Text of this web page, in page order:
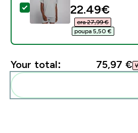
Select this product - T-shirt
discounted
22.49€‎
era 27,99 €‎
poupa 5,50 €‎
Your total: 75,97 €‎